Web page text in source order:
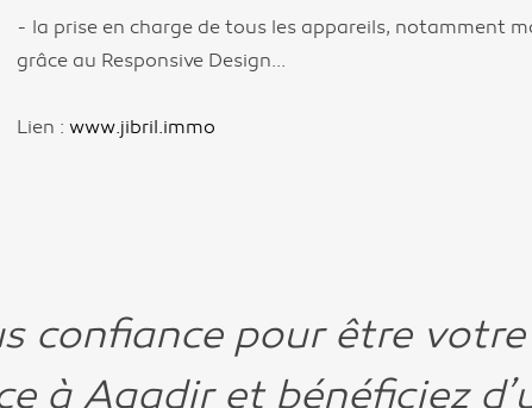
- la prise en charge de tous les appareils, notamment
grâce au Responsive Design...
Lien : www.jibril.immo
confiance pour être
à Agadir et bénéficiez